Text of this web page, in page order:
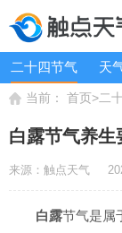
二十四节气 天
当前： 首页>二
白露节气养生
来源：触点天气
白露节气是属